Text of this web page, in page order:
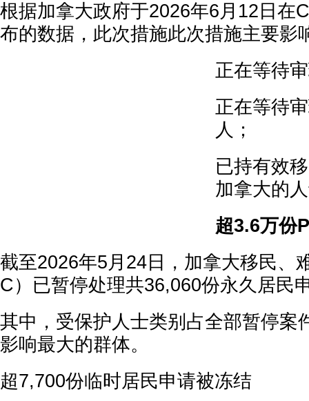
根据加拿大政府于2026年6月12日在
布的数据，此次措施此次措施主要影
正在等待
正在等待
人；
已持有效
加拿大的
超3.6万份
截至2026年5月24日，加拿大移民、
C）已暂停处理共36,060份永久居民
其中，受保护人士类别占全部暂停案
影响最大的群体。
超7,700份临时居民申请被冻结